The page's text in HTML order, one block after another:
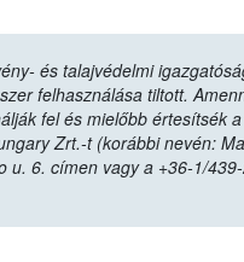
és talajvédelmi
felhasználása tiltott.
fel és mielőbb értesítsék
Zrt.-t (korábbi nevén:
u. 6. címen vagy a +36-1/